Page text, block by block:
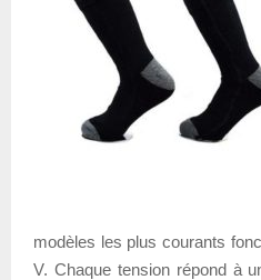
modèles les plus courants
V. Chaque tension répond à